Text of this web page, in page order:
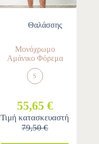
Θαλάσσης
Μονόχρωμο
Αμάνικο Φόρεμα
S
55,65 €
Τιμή κατασκευαστή
79,50 €